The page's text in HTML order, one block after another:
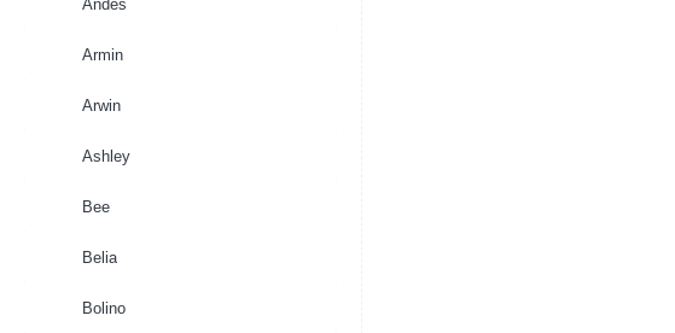
Andes
Armin
Arwin
Ashley
Bee
Belia
Bolino